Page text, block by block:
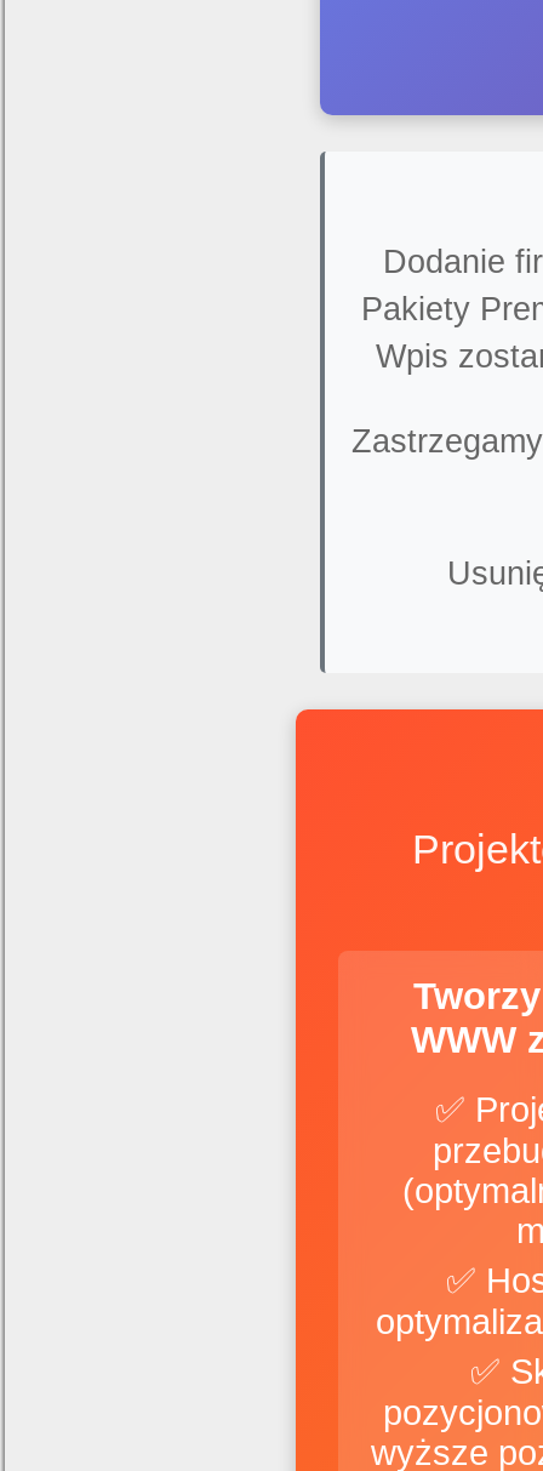
Dodanie
Pakiety
Wpis
WWW
✅
✅
✅
wyższe